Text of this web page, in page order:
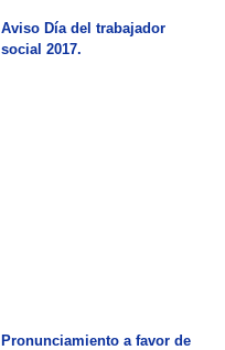
Aviso Día del trabajador
social 2017.
Pronunciamiento a favor de